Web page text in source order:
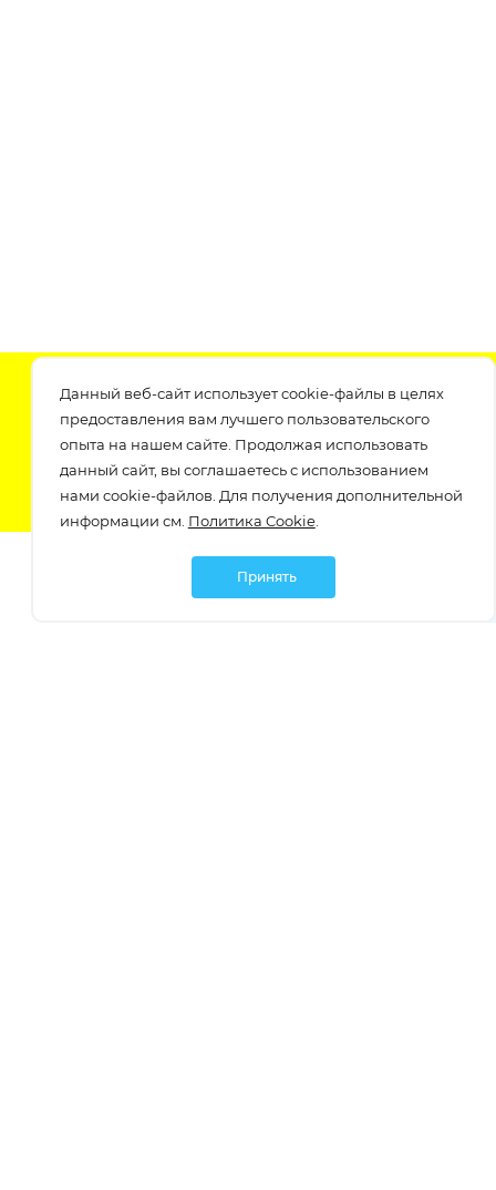
Подпишитесь на нашу рассылку
узнавайте о скидках и акциях самые первые!
Данный веб-сайт использует cookie-файлы в целях
предоставления вам лучшего пользовательского
опыта на нашем сайте. Продолжая использовать
данный сайт, вы соглашаетесь с использованием
нами cookie-файлов. Для получения дополнительной
информации см. Политика Cookie.
Принять